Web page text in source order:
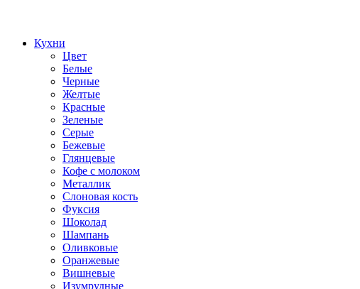
Кухни
Цвет
Белые
Черные
Желтые
Красные
Зеленые
Серые
Бежевые
Глянцевые
Кофе с молоком
Металлик
Слоновая кость
Фуксия
Шоколад
Шампань
Оливковые
Оранжевые
Вишневые
Изумрудные